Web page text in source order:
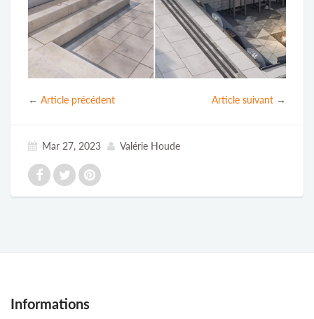
← Article précédent Article suivant →
Mar 27, 2023 Valérie Houde
Informations